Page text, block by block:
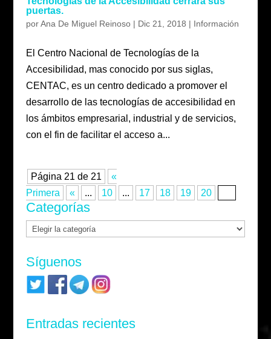
puertas.
porAna De Miguel Reinoso| Dic 21, 2018 | Información
El Centro Nacional de Tecnologías de la
Accesibilidad, mas conocido por sus siglas,
CENTAC, es un centro dedicado a promover el
desarrollo de las tecnologías de accesibilidad en
los ámbitos empresarial, industrial y de servicios,
con el fin de facilitar el acceso a...
Página 21 de 21
«
Primera
« ... 10 ... 17 18 19 20
Categorías
Categorías
Síguenos
Entradas recientes